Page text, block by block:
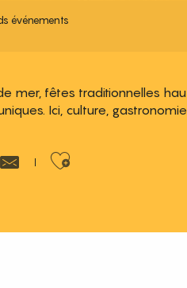
événements
mer, fêtes traditionnelles
Ici, culture,
Ajouter